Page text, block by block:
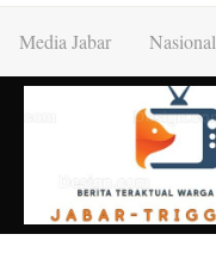
content
Media Jabar Nasional